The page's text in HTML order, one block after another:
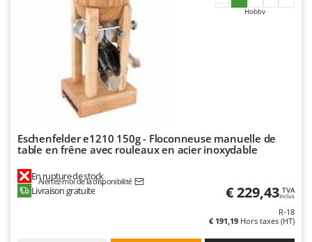
Mowox
New O.M.R.A.
Ninja
Novatec
Novital
NuAir
Hobby
Eschenfelder e1210 150g - Floconneuse manuelle de
table en frêne avec rouleaux en acier inoxydable
En rupture de stock
Alertez-moi de la disponibilité
Livraison gratuite € 229,43 TVA
Inclus
R-18
€ 191,19 Hors taxes (HT)